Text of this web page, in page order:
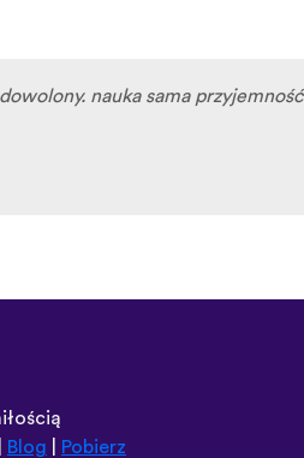
nauka sama przyjemność
Blog Pobierz